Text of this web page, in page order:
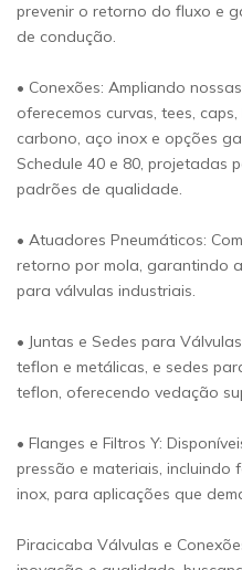
prevenir o retorno do fluxo e
de condução.
• Conexões: Ampliando
oferecemos curvas, tees,
carbono, aço inox e opções
Schedule 40 e 80, projetadas
padrões de qualidade.
• Atuadores Pneumáticos:
retorno por mola, garantindo
para válvulas industriais.
• Juntas e Sedes para
teflon e metálicas, e sedes
teflon, oferecendo vedação
• Flanges e Filtros Y:
pressão e materiais,
inox, para aplicações que
Piracicaba Válvulas e